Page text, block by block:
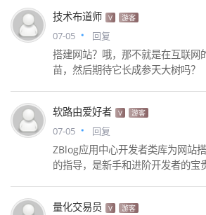
技术布道师 V 游客
07-05 回复
搭建网站？哦，那不就是在互联网
苗，然后期待它长成参天大树吗？
软路由爱好者 V 游客
07-05 回复
ZBlog应用中心开发者类库为网站
的指导，是新手和进阶开发者的宝
量化交易员 V 游客